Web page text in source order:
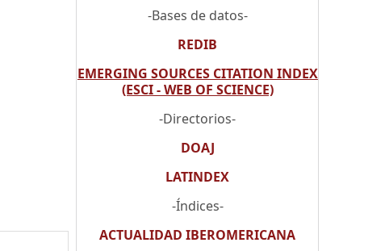
-Bases de datos-
REDIB
EMERGING SOURCES CITATION INDEX
(ESCI - WEB OF SCIENCE)
-Directorios-
DOAJ
LATINDEX
-Índices-
ACTUALIDAD IBEROMERICANA